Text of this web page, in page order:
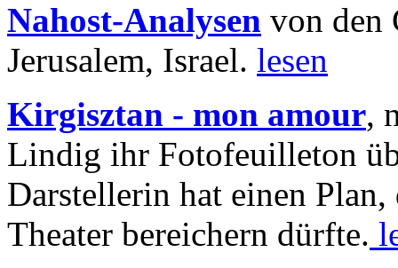
Nahost-Analysen von den
Jerusalem, Israel. lesen
Kirgisztan - mon amour,
Lindig ihr Fotofeuilleton
Darstellerin hat einen Plan,
Theater bereichern dürfte.